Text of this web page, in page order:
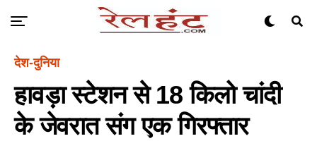
देश-दुनिया
हावड़ा स्टेशन से 18 किलो चांदी
के जेवरात संग एक गिरफ्तार